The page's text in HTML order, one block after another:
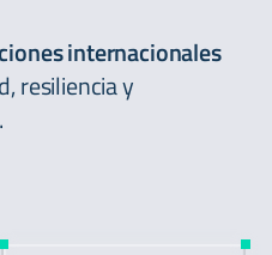
internacionales
resiliencia y